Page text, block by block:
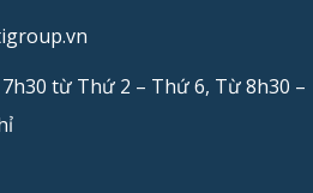
từ Thứ 2 – Thứ 6, Từ 8h30 –